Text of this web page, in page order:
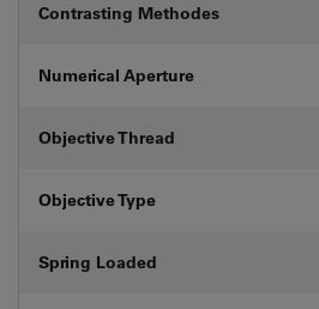
Contrasting Methodes
Numerical Aperture
Objective Thread
Objective Type
Spring Loaded